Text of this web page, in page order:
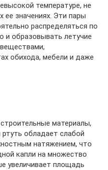
температуре, не
ее значениях. Эти пары
распределяться по
и образовывать летучие
обихода, мебели и даже
материалы,
обладает слабой
натяжением, что
капли на множество
увеличивает площадь